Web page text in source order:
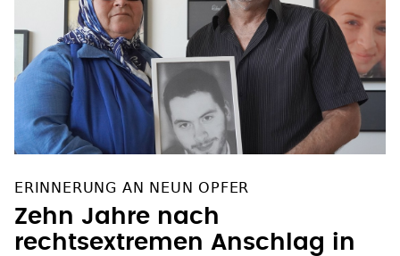
ERINNERUNG AN NEUN OPFER
Zehn Jahre nach
rechtsextremen Anschlag in